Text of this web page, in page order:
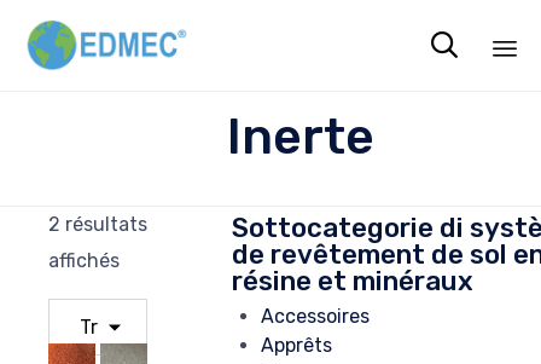

Inerte
Sottocategorie di
de revêtement de sol
résine et minéraux
Accessoires
Apprêts
2 résultats
affichés